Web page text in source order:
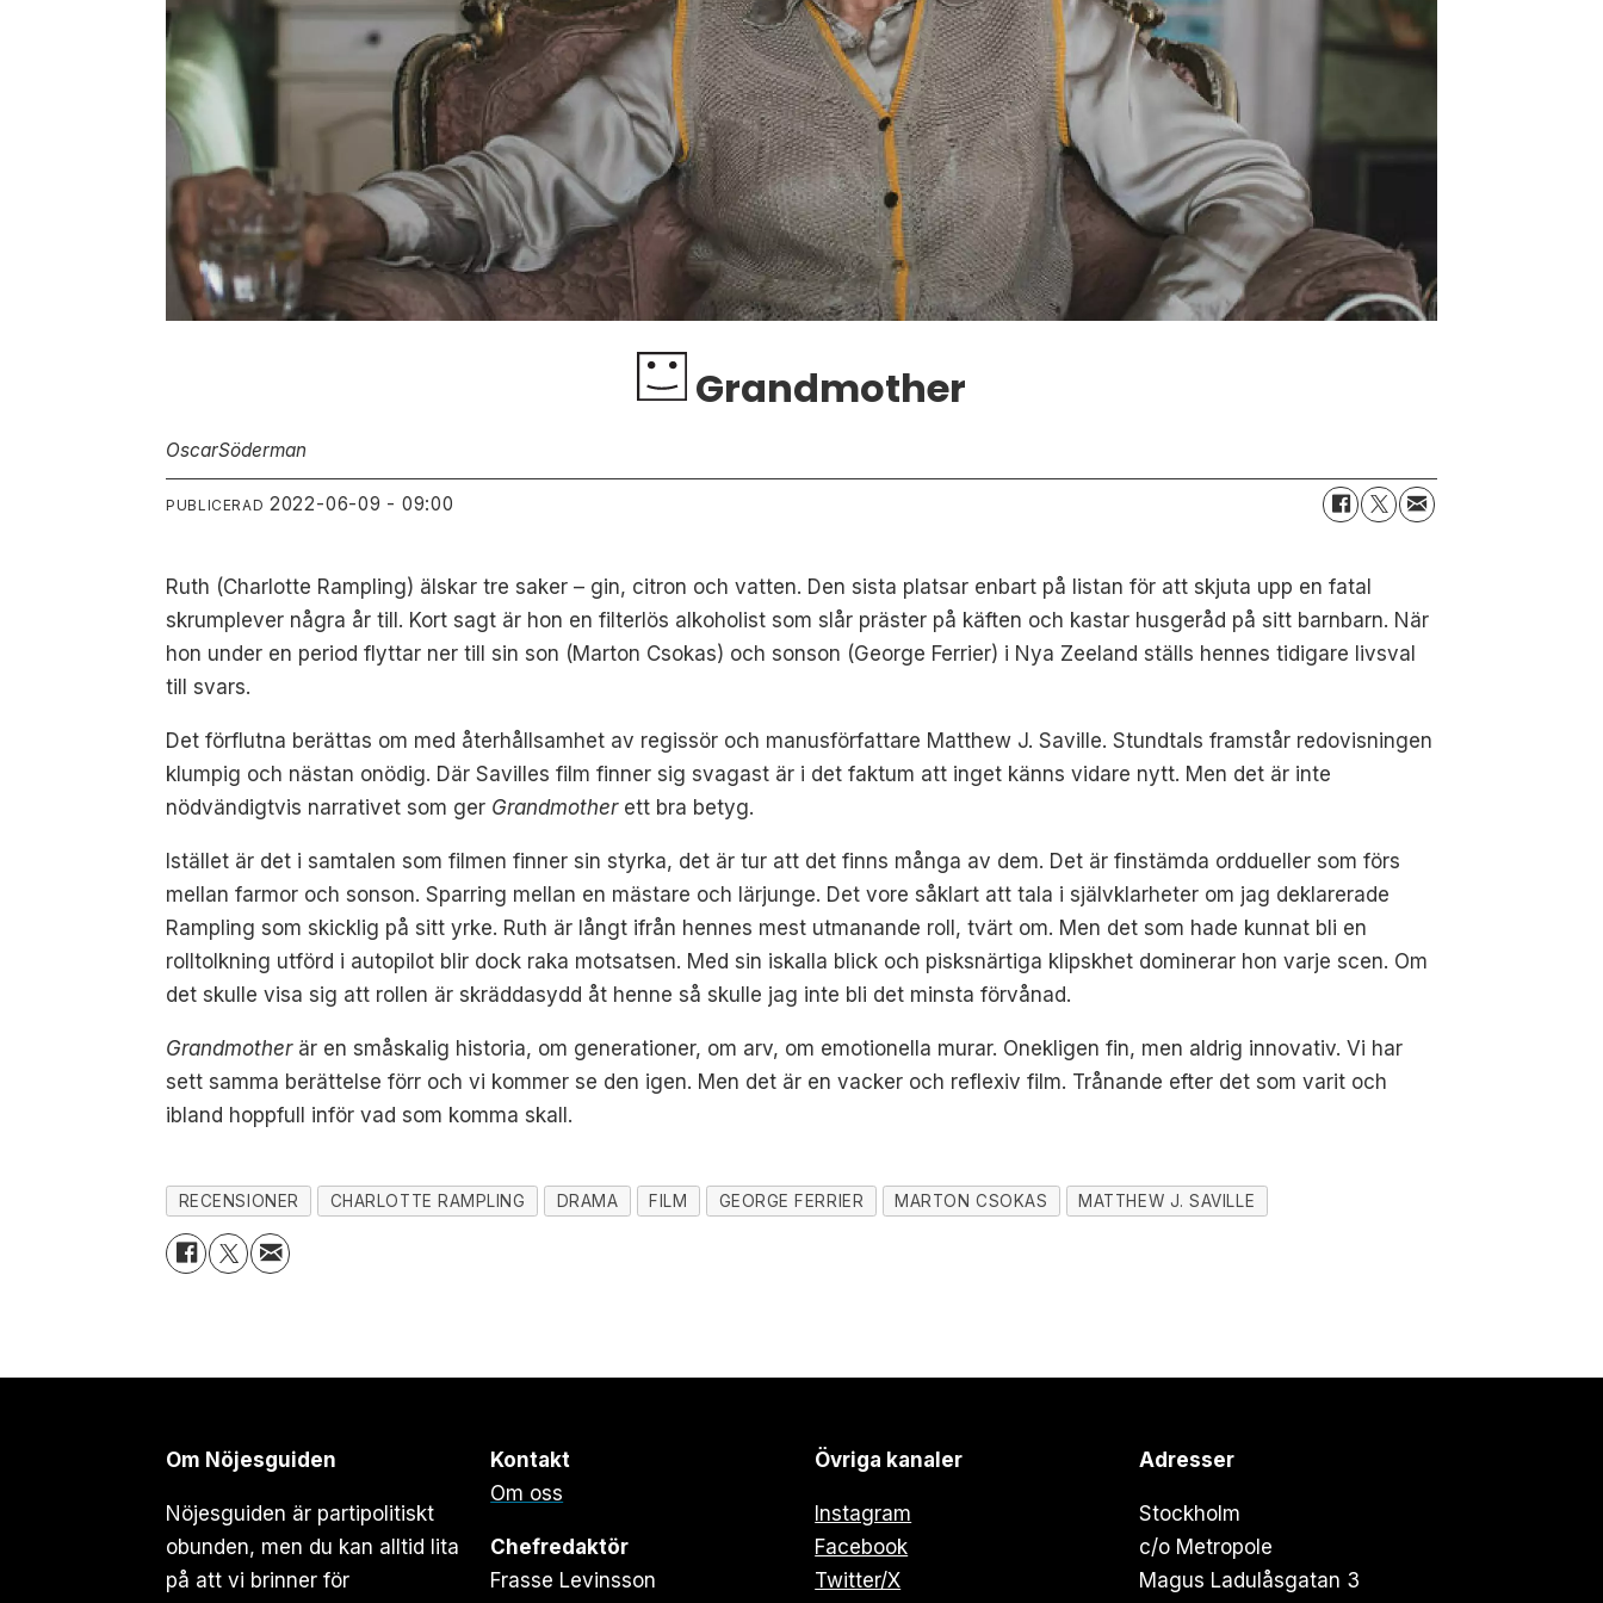
Grandmother
OscarSöderman
PUBLICERAD 2022-06-09 - 09:00
Ruth (Charlotte Rampling) älskar tre saker – gin, citron och vatten. Den sista platsar enbart på listan för att skjuta upp en fatal
skrumplever några år till. Kort sagt är hon en filterlös alkoholist som slår präster på käften och kastar husgeråd på sitt barnbarn. När
hon under en period flyttar ner till sin son (Marton Csokas) och sonson (George Ferrier) i Nya Zeeland ställs hennes tidigare livsval
till svars.
Det förflutna berättas om med återhållsamhet av regissör och manusförfattare Matthew J. Saville. Stundtals framstår redovisningen
klumpig och nästan onödig. Där Savilles film finner sig svagast är i det faktum att inget känns vidare nytt. Men det är inte
nödvändigtvis narrativet som ger Grandmotherett bra betyg.
Istället är det i samtalen som filmen finner sin styrka, det är tur att det finns många av dem. Det är finstämda orddueller som förs
mellan farmor och sonson. Sparring mellan en mästare och lärjunge. Det vore såklart att tala i självklarheter om jag deklarerade
Rampling som skicklig på sitt yrke. Ruth är långt ifrån hennes mest utmanande roll, tvärt om. Men det som hade kunnat bli en
rolltolkning utförd i autopilot blir dock raka motsatsen. Med sin iskalla blick och pisksnärtiga klipskhet dominerar hon varje scen. Om
det skulle visa sig att rollen är skräddasydd åt henne så skulle jag inte bli det minsta förvånad.
Grandmother är en småskalig historia, om generationer, om arv, om emotionella murar. Onekligen fin, men aldrig innovativ. Vi har
sett samma berättelse förr och vi kommer se den igen. Men det är en vacker och reflexiv film. Trånande efter det som varit och
ibland hoppfull inför vad som komma skall.
RECENSIONER CHARLOTTE RAMPLING DRAMA FILM GEORGE FERRIER MARTON CSOKAS MATTHEW J. SAVILLE
Om Nöjesguiden
Nöjesguiden är partipolitiskt
obunden, men du kan alltid lita
på att vi brinner för
Kontakt
Om oss
Chefredaktör
Frasse Levinsson
Övriga kanaler
Instagram
Facebook
Twitter/X
Adresser
Stockholm
c/o Metropole
Magus Ladulåsgatan 3